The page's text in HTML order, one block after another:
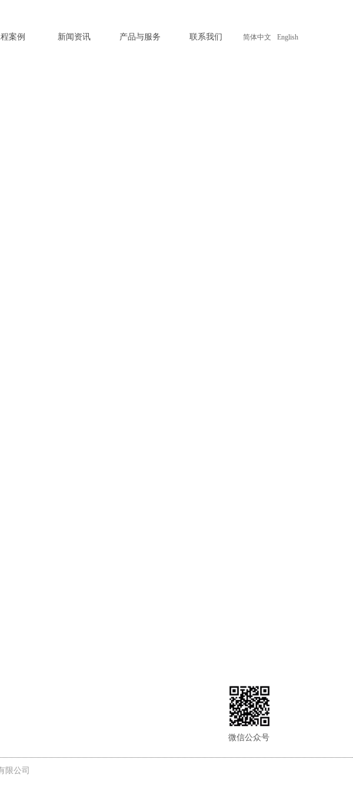
案例 新闻资讯 产品与服务 联系我们 简体中文 English
微信公众号
限公司